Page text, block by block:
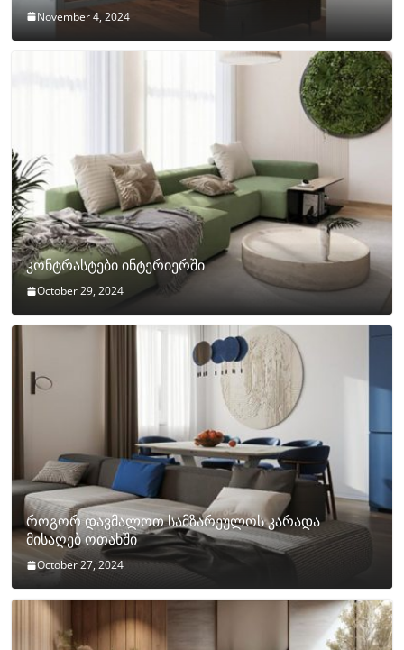
November 4, 2024
კონტრასტები ინტერიერში
October 29, 2024
როგორ დავმალოთ სამზარეულოს კარადა
მისაღებ ოთახში
October 27, 2024